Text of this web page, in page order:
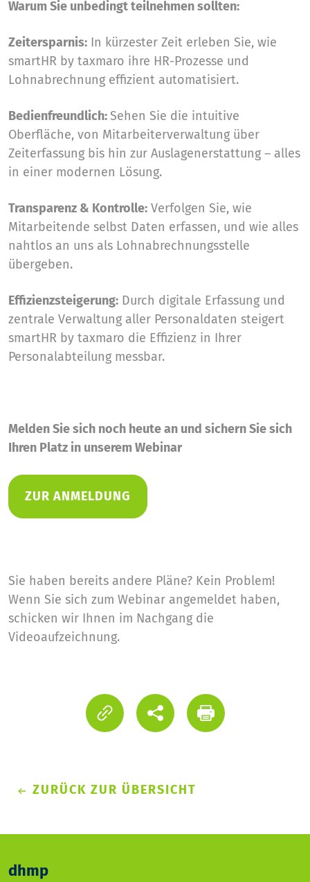
Warum Sie unbedingt teilnehmen sollten:
Zeitersparnis: In kürzester Zeit erleben Sie, wie
smartHR by taxmaro ihre HR-Prozesse und
Lohnabrechnung effizient automatisiert.
Bedienfreundlich:Sehen Sie die intuitive
Oberfläche, von Mitarbeiterverwaltung über
Zeiterfassung bis hin zur Auslagenerstattung – alles
in einer modernen Lösung.
Transparenz & Kontrolle: Verfolgen Sie, wie
Mitarbeitende selbst Daten erfassen, und wie alles
nahtlos an uns als Lohnabrechnungsstelle
übergeben.
Effizienzsteigerung: Durch digitale Erfassung und
zentrale Verwaltung aller Personaldaten steigert
smartHR by taxmaro die Effizienz in Ihrer
Personalabteilung messbar.
Melden Sie sich noch heute an und sichern Sie sich
Ihren Platz in unserem Webinar
ZUR ANMELDUNG
Sie haben bereits andere Pläne? Kein Problem!
Wenn Sie sich zum Webinar angemeldet haben,
schicken wir Ihnen im Nachgang die
Videoaufzeichnung.
ZURÜCK ZUR ÜBERSICHT
dhmp